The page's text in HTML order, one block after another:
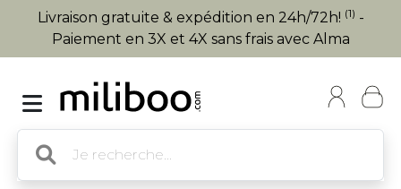
Livraison gratuite & expédition en 24h/72h! (1) -
Paiement en 3X et 4X sans frais avec Alma